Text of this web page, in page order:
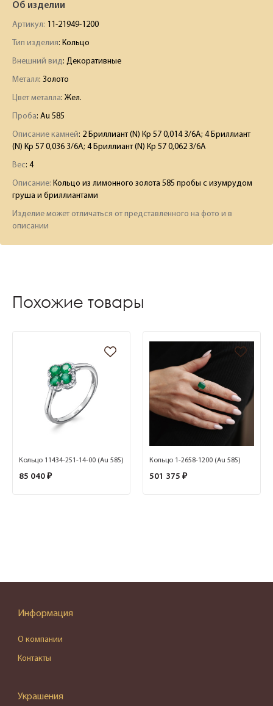
Об изделии
Артикул: 11-21949-1200
Тип изделия: Кольцо
Внешний вид: Декоративные
Металл: Золото
Цвет металла: Жел.
Проба: Au 585
Описание камней: 2 Бриллиант (N) Кр 57 0,014 3/6А; 4 Бриллиант
(N) Кр 57 0,036 3/6А; 4 Бриллиант (N) Кр 57 0,062 3/6А
Вес: 4
Описание: Кольцо из лимонного золота 585 пробы с изумрудом
груша и бриллиантами
Изделие может отличаться от представленного на фото и в
описании
Похожие товары
Кольцо 11434-251-14-00 (Au 585)
85 040 ₽
Кольцо 1-2658-1200 (Au 585)
501 375 ₽
Информация
О компании
Контакты
Украшения